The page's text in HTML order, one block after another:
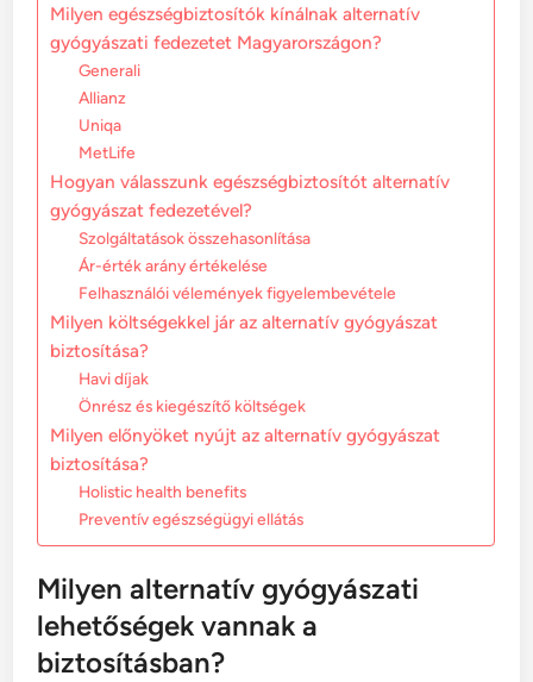
Milyen egészségbiztosítók kínálnak alternatív
gyógyászati fedezetet Magyarországon?
Generali
Allianz
Uniqa
MetLife
Hogyan válasszunk egészségbiztosítót alternatív
gyógyászat fedezetével?
Szolgáltatások összehasonlítása
Ár-érték arány értékelése
Felhasználói vélemények figyelembevétele
Milyen költségekkel jár az alternatív gyógyászat
biztosítása?
Havi díjak
Önrész és kiegészítő költségek
Milyen előnyöket nyújt az alternatív gyógyászat
biztosítása?
Holistic health benefits
Preventív egészségügyi ellátás
Milyen alternatív gyógyászati
lehetőségek vannak a
biztosításban?